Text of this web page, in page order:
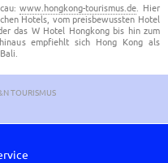
www.hongkong-tourismus.de. Hier
Hotels, vom preisbewussten Hotel
das W Hotel Hongkong bis hin zum
empfiehlt sich Hong Kong als
TOURISMUS